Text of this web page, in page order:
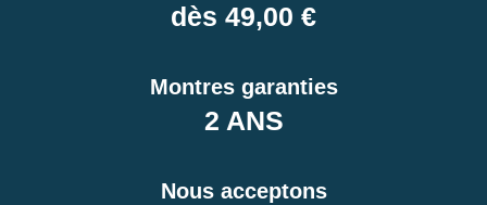
dès 49,00 €
Montres garanties
2 ANS
Nous acceptons